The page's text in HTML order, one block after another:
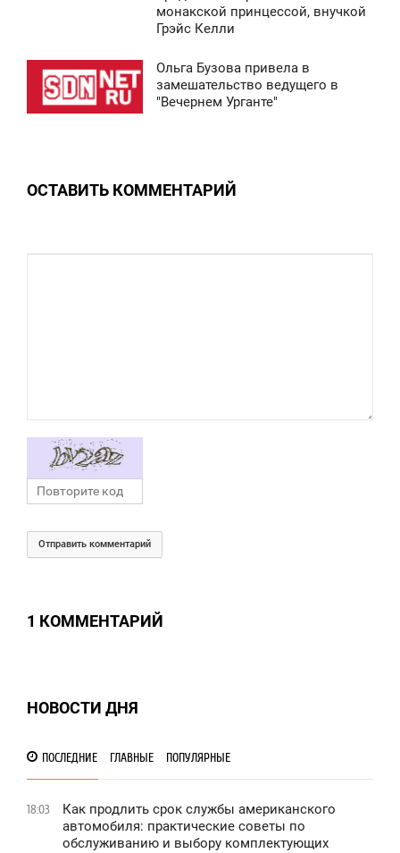
монакской принцессой, внучкой
Грэйс Келли
Ольга Бузова привела в
замешательство ведущего в
"Вечернем Урганте"
ОСТАВИТЬ КОММЕНТАРИЙ
Отправить комментарий
1 КОММЕНТАРИЙ
НОВОСТИ ДНЯ
ПОСЛЕДНИЕ ГЛАВНЫЕ ПОПУЛЯРНЫЕ
18:03
Как продлить срок службы американского
автомобиля: практические советы по
обслуживанию и выбору комплектующих